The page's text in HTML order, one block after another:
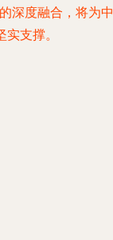
深度融合，将为中
支撑。